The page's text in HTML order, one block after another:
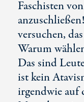
Faschisten
versuchen,
Warum
Das sind
ist kein
irgendwie auf